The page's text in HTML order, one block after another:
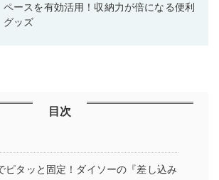
ペースを有効活用！収納力が倍になる便利
グッズ
目次
ピタッと固定！ダイソーの『差し込み